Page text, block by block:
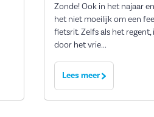
Zonde! Ook in het najaar
het niet moeilijk om een
fietsrit. Zelfs als het
door het vrie...
Lees meer